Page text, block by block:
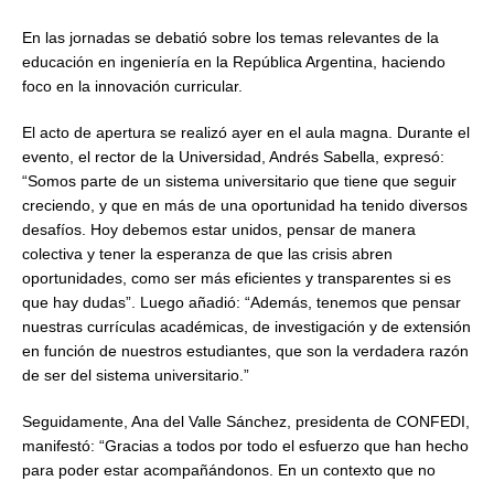
En las jornadas se debatió sobre los temas relevantes de la
educación en ingeniería en la República Argentina, haciendo
foco en la innovación curricular.
El acto de apertura se realizó ayer en el aula magna. Durante el
evento, el rector de la Universidad, Andrés Sabella, expresó:
“Somos parte de un sistema universitario que tiene que seguir
creciendo, y que en más de una oportunidad ha tenido diversos
desafíos. Hoy debemos estar unidos, pensar de manera
colectiva y tener la esperanza de que las crisis abren
oportunidades, como ser más eficientes y transparentes si es
que hay dudas”. Luego añadió: “Además, tenemos que pensar
nuestras currículas académicas, de investigación y de extensión
en función de nuestros estudiantes, que son la verdadera razón
de ser del sistema universitario.”
Seguidamente, Ana del Valle Sánchez, presidenta de CONFEDI,
manifestó: “Gracias a todos por todo el esfuerzo que han hecho
para poder estar acompañándonos. En un contexto que no